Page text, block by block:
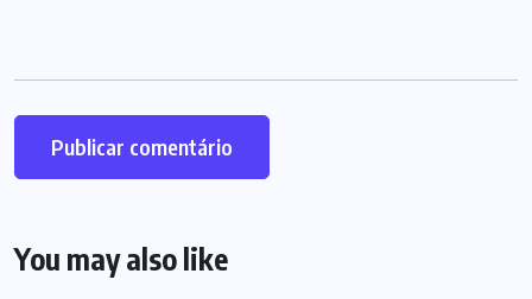
You may also like